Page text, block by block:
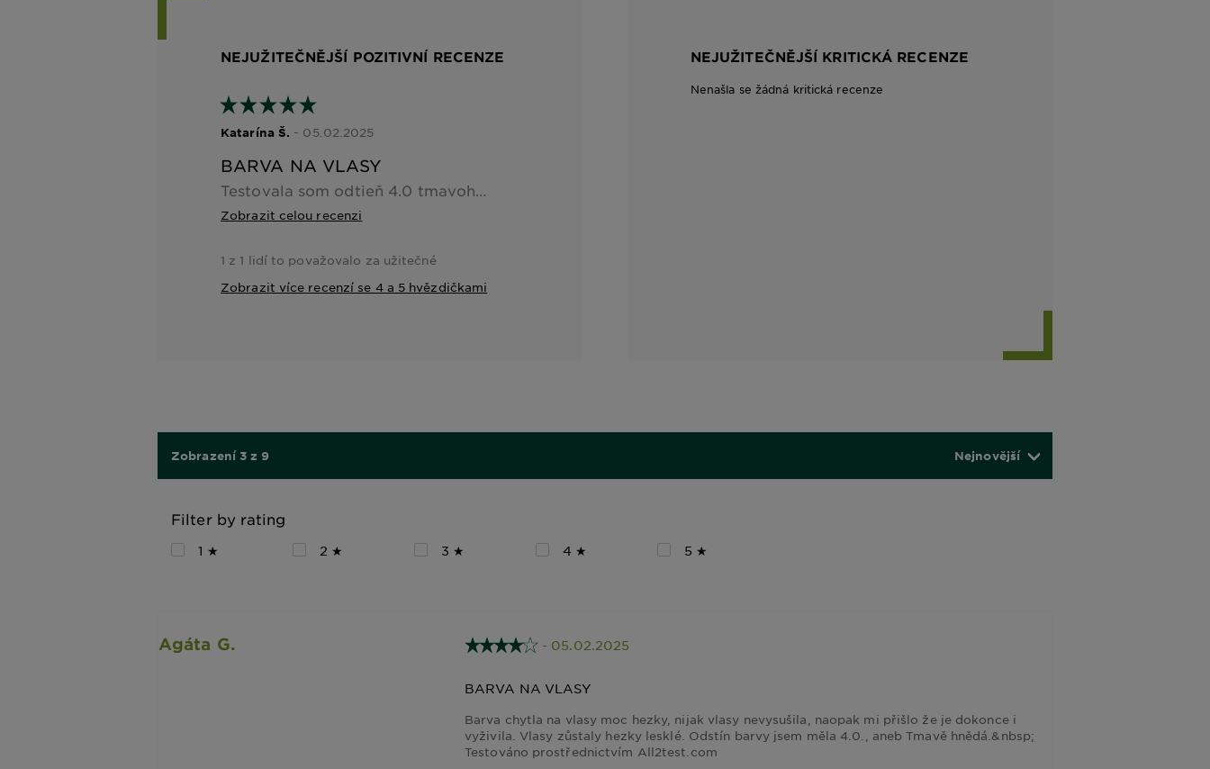
NEJUŽITEČNĚJŠÍ POZITIVNÍ RECENZE
Katarína Š. - 05.02.2025
BARVA NA VLASY
Testovala som odtieň 4.0 tmavohnedá. Aplikácia farby bola jednoduchá. Vlasy po farbení krásne voňajú a sú lesklé a vyživené vďaka olejom. Naozaj krásna sýta hnedá farba a dobré prekrytie šedín, čo je u mňa veľmi dôležité, akurát sa farba vymýva, inak jej nemám čo vytknúť.&nbsp; Testováno prostřednictvím All2test.com
Zobrazit celou recenzi
1 z 1 lidí to považovalo za užitečné
Zobrazit více recenzí se 4 a 5 hvězdičkami
NEJUŽITEČNĚJŠÍ KRITICKÁ RECENZE
Nenašla se žádná kritická recenze
Zobrazení 3 z 9 Nejnovější
Filter by rating
1 ★ 2 ★ 3 ★ 4 ★ 5 ★
Agáta G. - 05.02.2025
BARVA NA VLASY
Barva chytla na vlasy moc hezky, nijak vlasy nevysušila, naopak mi přišlo že je dokonce i
vyživila. Vlasy zůstaly hezky lesklé. Odstín barvy jsem měla 4.0., aneb Tmavě hnědá.&nbsp;
Testováno prostřednictvím All2test.com